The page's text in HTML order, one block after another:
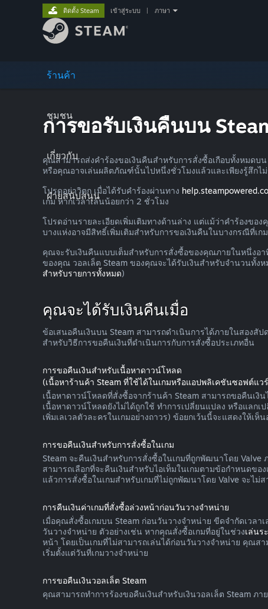
ร้านค้า
ชุมชน
เกี่ยวกับ
ฝ่ายสนับสนุน
ติดตั้ง Steam เข้าสู่ระบบ ภาษา
การขอรับเงินคืนบน
คุณสามารถส่งคำร้องขอเงินคืนสำหรับการสั่งซื้อเกือบทั้งหมดบ
หรือคุณอาจเล่นผลิตภัณฑ์นั้นไปหนึ่งชั่วโมงแล้วและเพียงรู้สึกไ
โปรดอย่าวิตก เมื่อได้รับคำร้องผ่านทาง
เกม หากเวลาเล่นน้อยกว่า 2 ชั่วโมง
โปรดอ่านรายละเอียดเพิ่มเติมทางด้านล่าง แต่แม้ว่าคำร้องข
บางแห่งอาจมีสิทธิ์เพิ่มเติมสำหรับการขอเงินคืนในบางกรณีที่เก
คุณจะรับเงินคืนแบบเต็มสำหรับการสั่งซื้อของคุณภายในหนึ่งอา
ของคุณ วอลเล็ต Steam ของคุณจะได้รับเงินสำหรับจำนวนทั้ง
สำหรับรายการทั้งหมด)
คุณจะได้รับเงินคืนเมื่อ
ข้อเสนอคืนเงินบน Steam สามารถดำเนินการได้ภายในสอง
สำหรับวิธีการขอคืนเงินที่ดำเนินการกับการสั่งซื้อประเภทอื่น
การขอคืนเงินสำหรับเนื้อหาดาวน์โหลด
(เนื้อหาร้านค้า Steam ที่ใช้ได้ในเกมหรือแอปพลิเคชันซอฟต์แ
เนื้อหาดาวน์โหลดที่สั่งซื้อจากร้านค้า Steam สามารถขอคืนเ
เนื้อหาดาวน์โหลดยังไม่ได้ถูกใช้ ทำการเปลี่ยนแปลง หรือแลก
เพิ่มเลเวลตัวละครในเกมอย่างถาวร) ข้อยกเว้นนี้จะแสดงให้เ
การขอคืนเงินสำหรับการสั่งซื้อในเกม
Steam จะคืนเงินสำหรับการสั่งซื้อในเกมที่ถูกพัฒนาโดย
สามารถเลือกที่จะคืนเงินสำหรับไอเท็มในเกมตามข้อกำหนดข
แล้วการสั่งซื้อในเกมสำหรับเกมที่ไม่ถูกพัฒนาโดย Valve จะไม่
การคืนเงินค่าเกมที่สั่งซื้อล่วงหน้าก่อนวันวางจำหน่าย
เมื่อคุณสั่งซื้อเกมบน Steam ก่อนวันวางจำหน่าย ขีดจำกัดเวลา
วันวางจำหน่าย ตัวอย่างเช่น หากคุณสั่งซื้อเกมที่อยู่ในช่วงเล่นร
หน้า โดยเป็นเกมที่ไม่สามารถเล่นได้ก่อนวันวางจำหน่าย คุณส
เริ่มตั้งแต่วันที่เกมวางจำหน่าย
การขอคืนเงินวอลเล็ต Steam
คุณสามารถทำการร้องขอคืนเงินสำหรับเงินวอลเล็ต Steam ภ